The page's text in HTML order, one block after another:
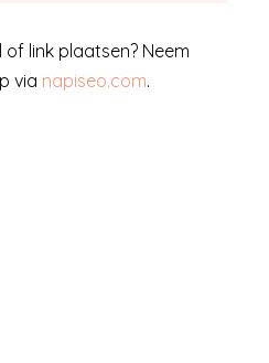
of link plaatsen? Neem
via napiseo.com.